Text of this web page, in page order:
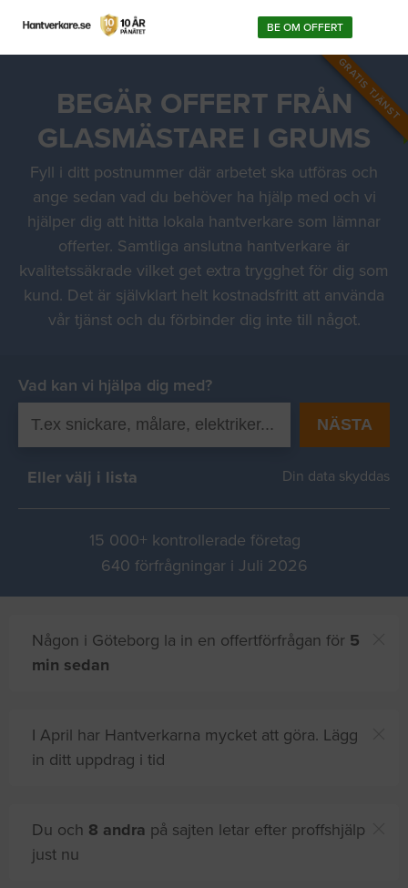
BE OM OFFERT
GRATIS TJÄNST
BEGÄR OFFERT FRÅN
GLASMÄSTARE I GRUMS
Fyll i ditt postnummer där arbetet ska utföras och
ange sedan vad du behöver ha hjälp med och vi
hjälper dig att hitta lokala hantverkare som lämnar
offerter. Samtliga anslutna hantverkare är
kvalitetssäkrade vilket get extra trygghet för dig som
kund. Det är självklart helt kostnadsfritt att använda
vår tjänst och du förbinder dig inte till något.
Vad kan vi hjälpa dig med?
NÄSTA
Eller välj i lista Din data skyddas
15 000+ kontrollerade företag
640 förfrågningar i Juli 2026
Någon i Göteborg la in en offertförfrågan för 5
min sedan
I April har Hantverkarna mycket att göra. Lägg
in ditt uppdrag i tid
Du och 8 andra på sajten letar efter proffshjälp
just nu